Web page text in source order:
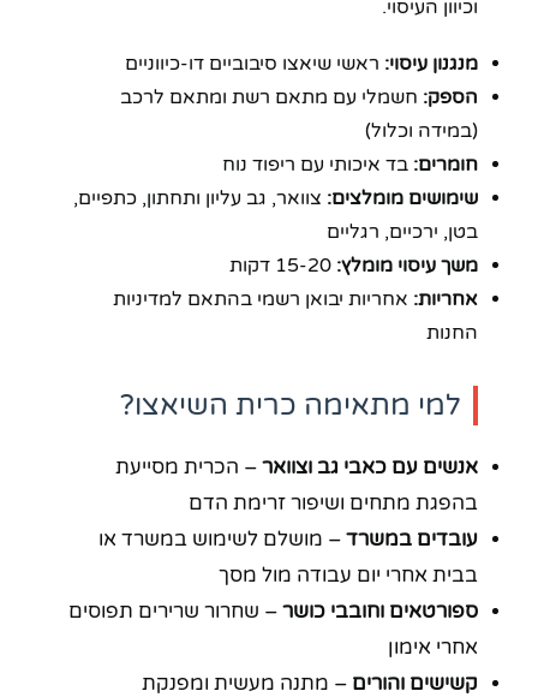
וכיוון העיסוי.
מנגנון עיסוי: ראשי שיאצו סיבוביים דו-כיווניים
הספק: חשמלי עם מתאם רשת ומתאם לרכב
(במידה וכלול)
חומרים: בד איכותי עם ריפוד נוח
שימושים מומלצים: צוואר, גב עליון ותחתון, כתפיים,
בטן, ירכיים, רגליים
משך עיסוי מומלץ:
אחריות: אחריות יבואן רשמי בהתאם למדיניות
החנות
למי מתאימה כרית השיאצו?
אנשים עם כאבי גב וצוואר – הכרית מסייעת
בהפגת מתחים ושיפור זרימת הדם
עובדים במשרד – מושלם לשימוש במשרד או
בבית אחרי יום עבודה מול מסך
ספורטאים וחובבי כושר – שחרור שרירים תפוסים
אחרי אימון
קשישים והורים – מתנה מעשית ומפנקת